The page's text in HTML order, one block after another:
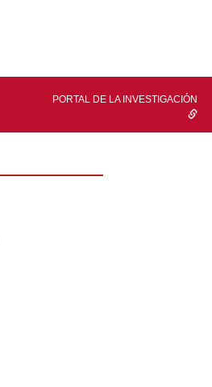
PORTAL DE LA INVESTIGACIÓN